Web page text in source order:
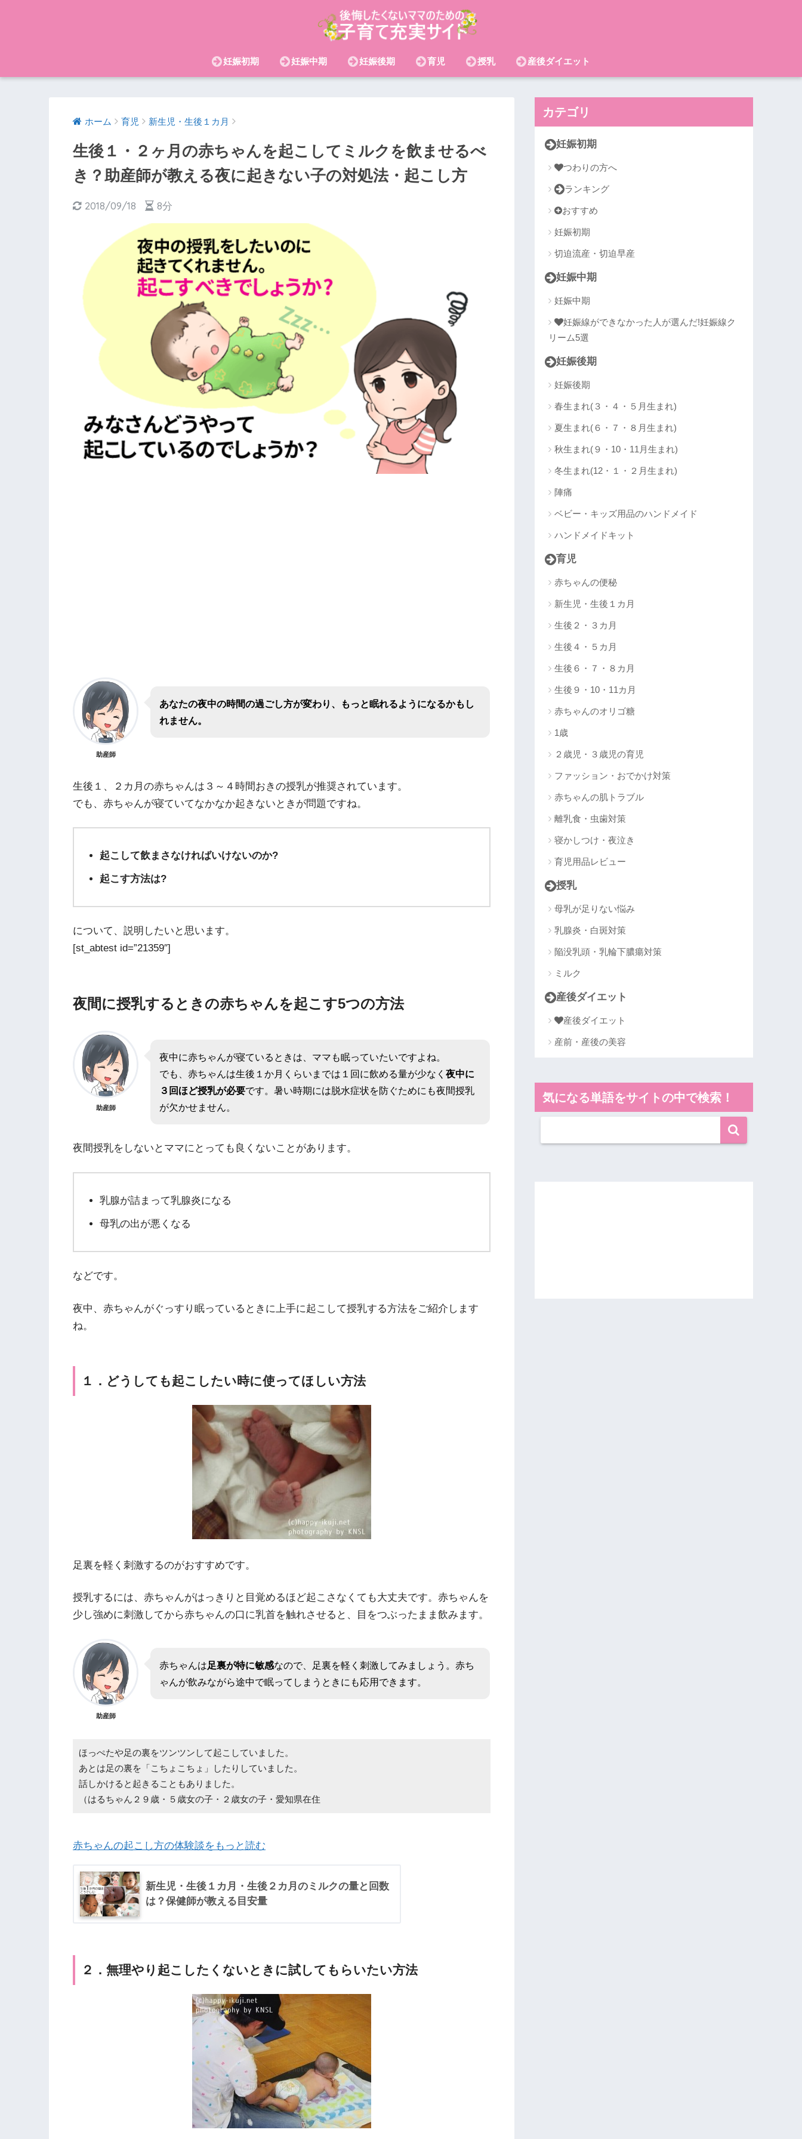
妊娠初期 妊娠中期 妊娠後期 育児 授乳 産後ダイエット
ホーム 育児 新生児・生後１カ月
生後１・２ヶ月の赤ちゃんを起こしてミルクを飲ませるべ
き？助産師が教える夜に起きない子の対処法・起こし方
2018/09/18 8分
助産師
あなたの夜中の時間の過ごし方が変わり、もっと眠れるようになるかもし
れません。
生後１、２カ月の赤ちゃんは３～４時間おきの授乳が推奨されています。
でも、赤ちゃんが寝ていてなかなか起きないときが問題ですね。
起こして飲まさなければいけないのか?
起こす方法は?
について、説明したいと思います。
[st_abtest id=”21359″]
夜間に授乳するときの赤ちゃんを起こす5つの方法
助産師
夜中に赤ちゃんが寝ているときは、ママも眠っていたいですよね。
でも、赤ちゃんは生後１か月くらいまでは１回に飲める量が少なく 夜中に
３回ほど授乳が必要です。暑い時期には脱水症状を防ぐためにも夜間授乳
が欠かせません。
夜間授乳をしないとママにとっても良くないことがあります。
乳腺が詰まって乳腺炎になる
母乳の出が悪くなる
などです。
夜中、赤ちゃんがぐっすり眠っているときに上手に起こして授乳する方法をご紹介します
ね。
１．どうしても起こしたい時に使ってほしい方法
足裏を軽く刺激するのがおすすめです。
授乳するには、赤ちゃんがはっきりと目覚めるほど起こさなくても大丈夫です。赤ちゃんを
少し強めに刺激してから赤ちゃんの口に乳首を触れさせると、目をつぶったまま飲みます。
助産師
赤ちゃんは足裏が特に敏感なので、足裏を軽く刺激してみましょう。赤ち
ゃんが飲みながら途中で眠ってしまうときにも応用できます。
ほっぺたや足の裏をツンツンして起こしていました。
あとは足の裏を「こちょこちょ」したりしていました。
話しかけると起きることもありました。
（はるちゃん２９歳・５歳女の子・２歳女の子・愛知県在住
赤ちゃんの起こし方の体験談をもっと読む
新生児・生後１カ月・生後２カ月のミルクの量と回数
は？保健師が教える目安量
２．無理やり起こしたくないときに試してもらいたい方法
カテゴリ
妊娠初期
つわりの方へ
ランキング
おすすめ
妊娠初期
切迫流産・切迫早産
妊娠中期
妊娠中期
妊娠線ができなかった人が選んだ!妊娠線ク
リーム5選
妊娠後期
妊娠後期
春生まれ(３・４・５月生まれ)
夏生まれ(６・７・８月生まれ)
秋生まれ(９・10・11月生まれ)
冬生まれ(12・１・２月生まれ)
陣痛
ベビー・キッズ用品のハンドメイド
ハンドメイドキット
育児
赤ちゃんの便秘
新生児・生後１カ月
生後２・３カ月
生後４・５カ月
生後６・７・８カ月
生後９・10・11カ月
赤ちゃんのオリゴ糖
1歳
２歳児・３歳児の育児
ファッション・おでかけ対策
赤ちゃんの肌トラブル
離乳食・虫歯対策
寝かしつけ・夜泣き
育児用品レビュー
授乳
母乳が足りない悩み
乳腺炎・白斑対策
陥没乳頭・乳輪下膿瘍対策
ミルク
産後ダイエット
産後ダイエット
産前・産後の美容
気になる単語をサイトの中で検索！